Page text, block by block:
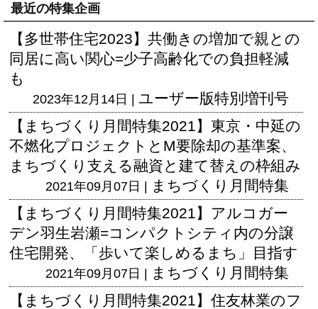
最近の特集企画
【多世帯住宅2023】共働きの増加で親との
同居に高い関心=少子高齢化での負担軽減
も
2023年12月14日 | ユーザー版特別増刊号
【まちづくり月間特集2021】東京・中延の
不燃化プロジェクトとM要除却の基準案、
まちづくり支える融資と建て替えの枠組み
2021年09月07日 | まちづくり月間特集
【まちづくり月間特集2021】アルコガー
デン羽生岩瀬=コンパクトシティ内の分譲
住宅開発、「歩いて楽しめるまち」目指す
2021年09月07日 | まちづくり月間特集
【まちづくり月間特集2021】住友林業のフ